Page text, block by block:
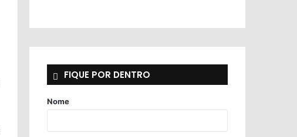
FIQUE POR DENTRO
Nome